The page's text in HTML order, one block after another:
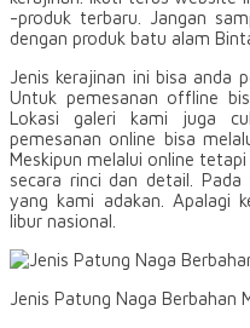
-produk terbaru. Jangan
dengan produk batu alam
Jenis kerajinan ini bisa anda
Untuk pemesanan offline
Lokasi galeri kami juga
pemesanan online bisa
Meskipun melalui online
secara rinci dan detail.
yang kami adakan. Apalagi
libur nasional.
Jenis Patung Naga Berbahan